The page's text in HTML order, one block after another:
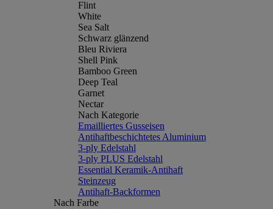
Flint
White
Sea Salt
Schwarz glänzend
Bleu Riviera
Shell Pink
Bamboo Green
Deep Teal
Garnet
Nectar
Nach Kategorie
Emailliertes Gusseisen
Antihaftbeschichtetes Aluminium
3-ply Edelstahl
3-ply PLUS Edelstahl
Essential Keramik-Antihaft
Steinzeug
Antihaft-Backformen
Nach Farbe